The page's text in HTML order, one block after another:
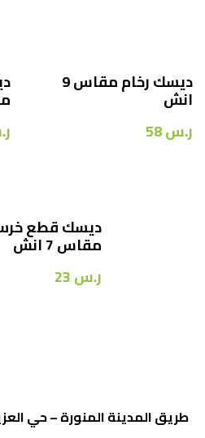
ديسك رخام مقاس 9
انش
ر.س58
ديسك قطع
مقاس 7 انش
ر.س23
طريق المدينة المنورة – حي